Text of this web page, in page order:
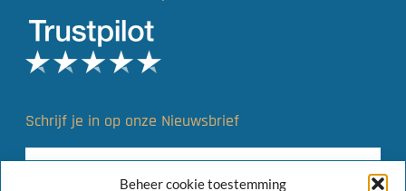
Beheer cookie toestemming
Schrijf je in op onze Nieuwsbrief